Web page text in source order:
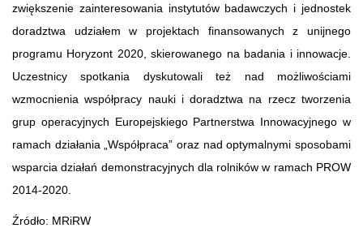
zwiększenie zainteresowania instytutów badawczych i jednostek
doradztwa udziałem w projektach finansowanych z unijnego
programu Horyzont 2020, skierowanego na badania i innowacje.
Uczestnicy spotkania dyskutowali też nad możliwościami
wzmocnienia współpracy nauki i doradztwa na rzecz tworzenia
grup operacyjnych Europejskiego Partnerstwa Innowacyjnego w
ramach działania „Współpraca” oraz nad optymalnymi sposobami
wsparcia działań demonstracyjnych dla rolników w ramach PROW
2014-2020.
Źródło: MRiRW